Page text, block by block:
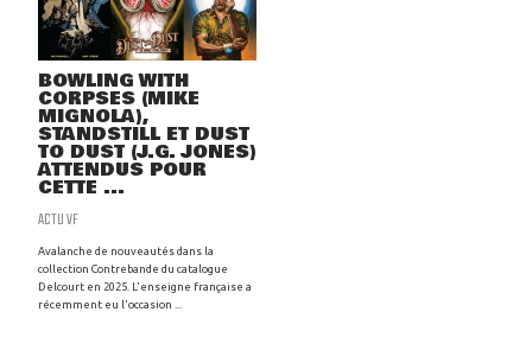
BOWLING WITH
CORPSES (MIKE
MIGNOLA),
STANDSTILL ET DUST
TO DUST (J.G. JONES)
ATTENDUS POUR
CETTE ...
ACTU VF
Avalanche de nouveautés dans la
collection Contrebande du catalogue
Delcourt en 2025. L'enseigne française a
récemment eu l'occasion ...